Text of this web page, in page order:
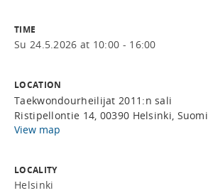
TIME
Su 24.5.2026 at 10:00 - 16:00
LOCATION
Taekwondourheilijat 2011:n sali
Ristipellontie 14, 00390 Helsinki, Suomi
View map
LOCALITY
Helsinki